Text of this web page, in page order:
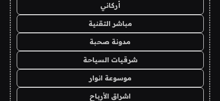
أركاني
مباشر التقنية
مدونة صحبة
شرقيات السياحة
موسوعة انوار
اشراق الأرباح